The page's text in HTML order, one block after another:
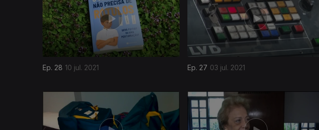
Ep. 28 10 jul. 2021 Ep. 27 03 jul. 2021